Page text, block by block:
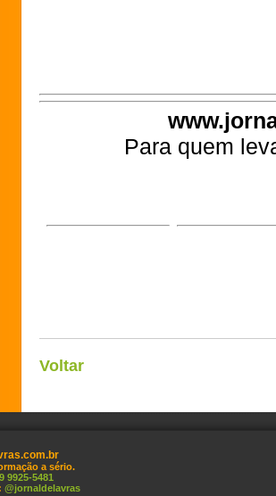
Para quem
Voltar
a sério.
9925-5481
@jornaldelavras